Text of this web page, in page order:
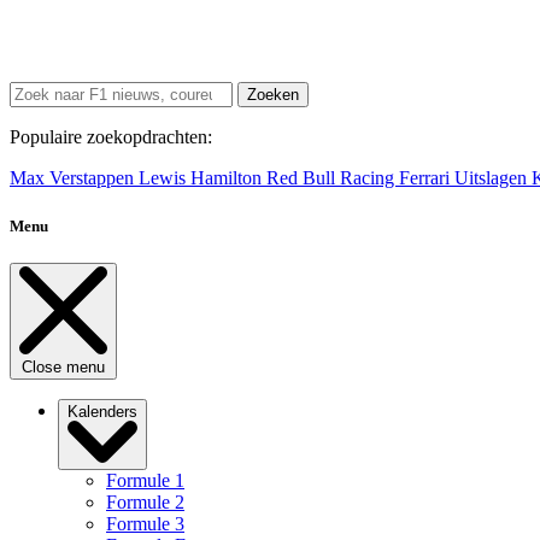
Zoeken
Populaire zoekopdrachten:
Max Verstappen Lewis Hamilton Red Bull Racing Ferrari Uitslagen
Menu
Close menu
Kalenders
Formule 1
Formule 2
Formule 3